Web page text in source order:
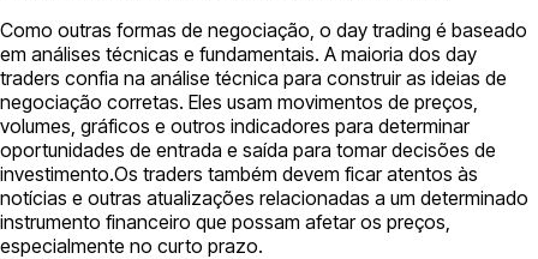
Como outras formas de negociação, o day trading é baseado
em análises técnicas e fundamentais. A maioria dos day
traders confia na análise técnica para construir as ideias de
negociação corretas. Eles usam movimentos de preços,
volumes, gráficos e outros indicadores para determinar
oportunidades de entrada e saída para tomar decisões de
investimento.Os traders também devem ficar atentos às
notícias e outras atualizações relacionadas a um determinado
instrumento financeiro que possam afetar os preços,
especialmente no curto prazo.